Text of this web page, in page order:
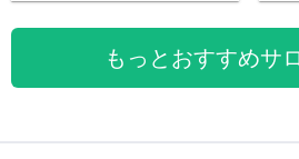
もっとおすすめサ